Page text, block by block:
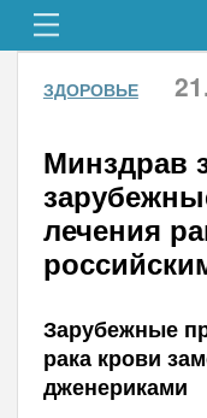
ЗДОРОВЬЕ
Минздрав
лечения
Зарубежные
рака крови
дженериками